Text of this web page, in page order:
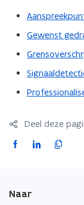
Gewenst
Deel deze
F
b
L
K
Naar